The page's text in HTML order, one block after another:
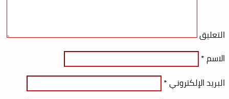
التعليق
الاسم*
البريد الإلكتروني*